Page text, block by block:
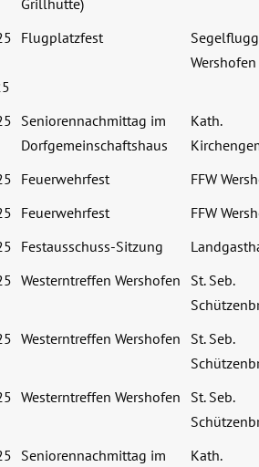
Grillhütte)
Flugplatzfest
Wershofen
Seniorennachmittag im
Dorfgemeinschaftshaus
Kath.
Feuerwehrfest
FFW
Feuerwehrfest
FFW
Festausschuss-Sitzung
Westerntreffen Wershofen
St. Seb.
Westerntreffen Wershofen
St. Seb.
Westerntreffen Wershofen
St. Seb.
Seniorennachmittag im
Kath.